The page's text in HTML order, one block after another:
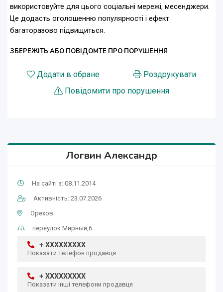
використовуйте для цього соціальні мережі, месенджери.
Це додасть оголошенню популярності і ефект
багаторазово підвищиться.
ЗБЕРЕЖІТЬ АБО ПОВІДОМТЕ ПРО ПОРУШЕННЯ
Додати в обране
Роздрукувати
Повідомити про порушення
Логвин Александр
На сайті з: 08.11.2014
Активність: 23.07.2026
Орехов
переулок Мирный,6
+ XXXXXXXXX
Показати телефон продавця
+ XXXXXXXXX
Показати інші телефони продавця